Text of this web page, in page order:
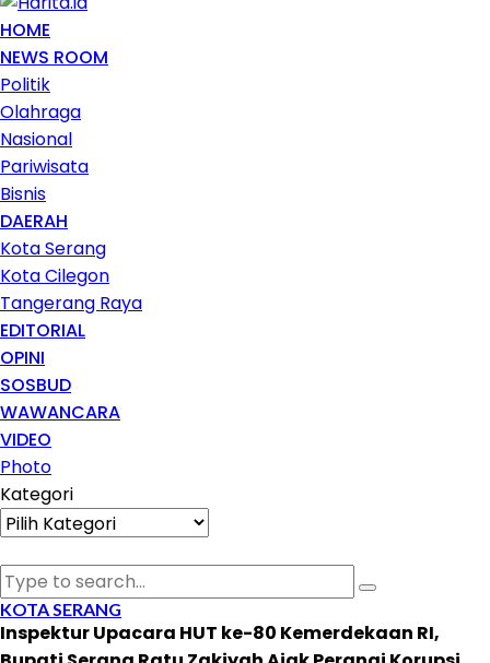
HOME
NEWS ROOM
Politik
Olahraga
Nasional
Pariwisata
Bisnis
DAERAH
Kota Serang
Kota Cilegon
Tangerang Raya
EDITORIAL
OPINI
SOSBUD
WAWANCARA
VIDEO
Photo
Kategori
Kategori
KOTA SERANG
Inspektur Upacara HUT ke-80 Kemerdekaan RI,